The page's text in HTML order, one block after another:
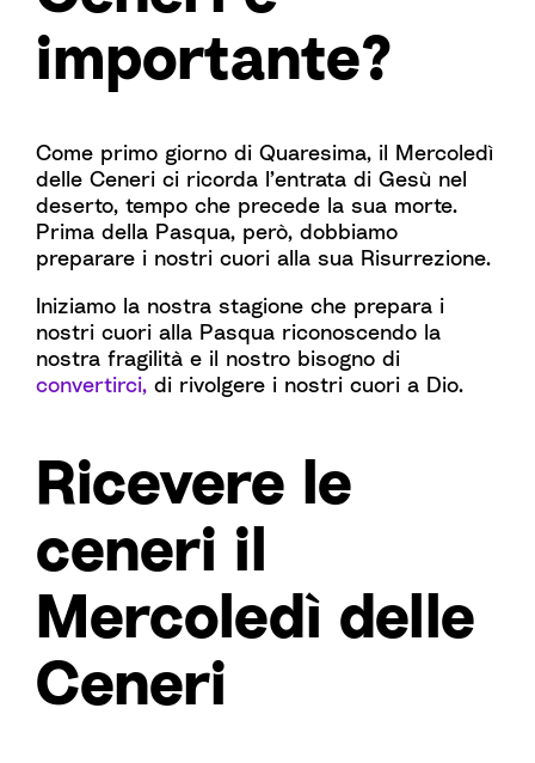
importante?
Come primo giorno di Quaresima, il Mercoledì
delle Ceneri ci ricorda l’entrata di Gesù nel
deserto, tempo che precede la sua morte.
Prima della Pasqua, però, dobbiamo
preparare i nostri cuori alla sua Risurrezione.
Iniziamo la nostra stagione che prepara i
nostri cuori alla Pasqua riconoscendo la
nostra fragilità e il nostro bisogno di
convertirci, di rivolgere i nostri cuori a Dio.
Ricevere le
ceneri il
Mercoledì delle
Ceneri